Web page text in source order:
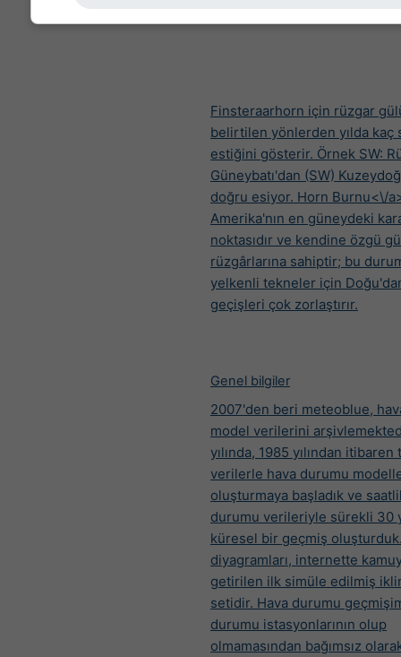
Finsteraarhorn için rüzgar
belirtilen yönlerden yılda kaç
estiğini gösterir. Örnek SW:
Güneybatı'dan (SW)
doğru esiyor. Horn Burnu<\/
Amerika'nın en güneydeki
noktasıdır ve kendine özgü
rüzgârlarına sahiptir; bu
yelkenli tekneler için
geçişleri çok zorlaştırır.
Genel bilgiler
2007'den beri meteoblue,
model verilerini
yılında, 1985 yılından
verilerle hava durumu
oluşturmaya başladık ve
durumu verileriyle sürekli 30
küresel bir geçmiş
diyagramları, internette
getirilen ilk simüle edilmiş
setidir. Hava durumu
durumu istasyonlarının olup
olmamasından bağımsız